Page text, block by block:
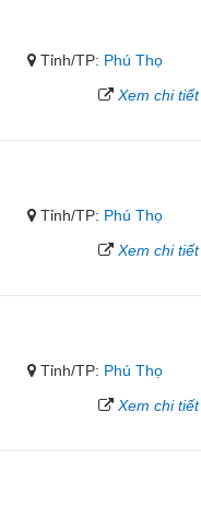
Tỉnh/TP: Phú Thọ
Xem chi tiết
Tỉnh/TP: Phú Thọ
Xem chi tiết
Tỉnh/TP: Phú Thọ
Xem chi tiết